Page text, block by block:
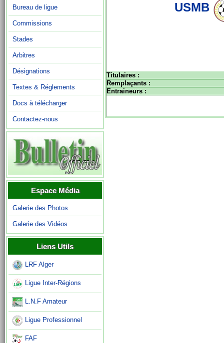
Bureau de ligue
Commissions
Stades
Arbitres
Désignations
Textes & Réglements
Docs à télécharger
Contactez-nous
Espace Média
Galerie des Photos
Galerie des Vidéos
Liens Utils
LRF Alger
Ligue Inter-Régions
L.N.F Amateur
Ligue Professionnel
FAF
USMB
Titulaires :
Remplaçants :
Entraineurs :